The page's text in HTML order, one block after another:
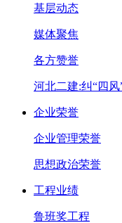
基层动态
媒体聚焦
各方赞誉
河北二建:纠“四
企业荣誉
企业管理荣誉
思想政治荣誉
工程业绩
鲁班奖工程